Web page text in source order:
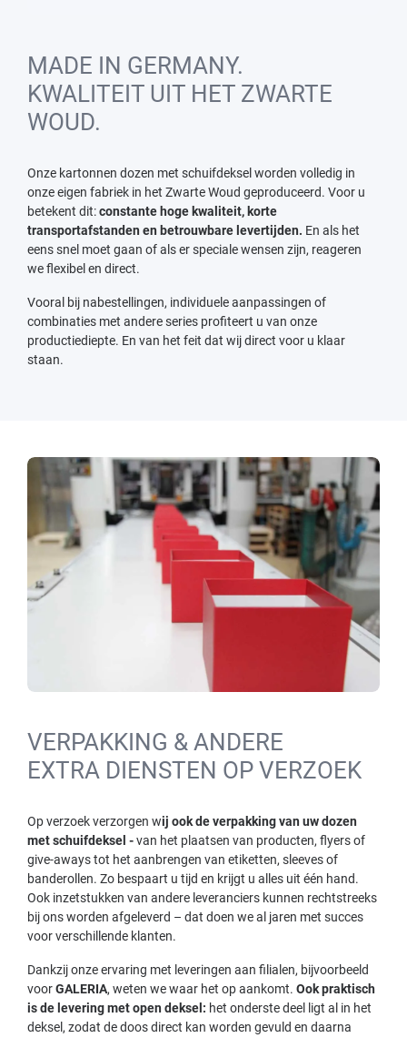
MADE IN GERMANY.
KWALITEIT UIT HET ZWARTE
WOUD.
Onze kartonnen dozen met schuifdeksel worden volledig in
onze eigen fabriek in het Zwarte Woud geproduceerd. Voor u
betekent dit:constante hoge kwaliteit, korte
transportafstanden en betrouwbare levertijden. En als het
eens snel moet gaan of als er speciale wensen zijn, reageren
we flexibel en direct.
Vooral bij nabestellingen, individuele aanpassingen of
combinaties met andere series profiteert u van onze
productiediepte. En van het feit dat wij direct voor u klaar
staan.
VERPAKKING & ANDERE
EXTRA DIENSTEN OP VERZOEK
Op verzoek verzorgen wij ook de verpakking van uw dozen
met schuifdeksel -van het plaatsen van producten, flyers of
give-aways tot het aanbrengen van etiketten, sleeves of
banderollen. Zo bespaart u tijd en krijgt u alles uit één hand.
Ook inzetstukken van andere leveranciers kunnen rechtstreeks
bij ons worden afgeleverd – dat doen we al jaren met succes
voor verschillende klanten.
Dankzij onze ervaring met leveringen aan filialen, bijvoorbeeld
voorGALERIA, weten we waar het op aankomt. Ook praktisch
is de levering met open deksel: het onderste deel ligt al in het
deksel, zodat de doos direct kan worden gevuld en daarna